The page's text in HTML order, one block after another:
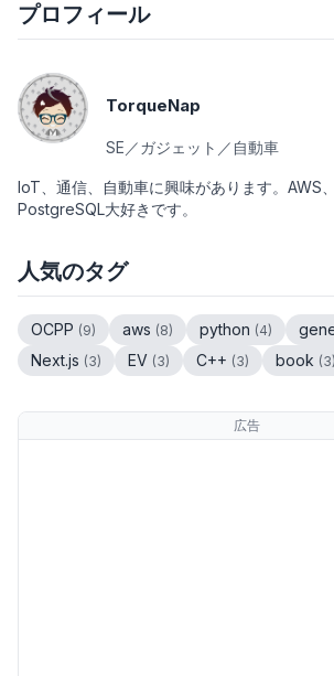
プロフィール
TorqueNap
SE／ガジェット／自動車
IoT、通信、自動車に興味があります。AWS
PostgreSQL大好きです。
人気のタグ
OCPP (9) aws (8) python (4)
Next.js (3) EV (3) C++ (3) book (3)
広告